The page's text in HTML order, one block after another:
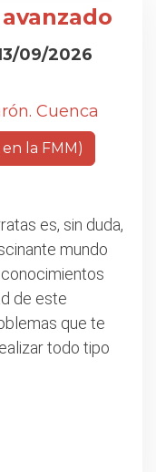
09/2026
Cuenca
la FMM)
es, sin duda,
mundo
de este
que te
todo tipo